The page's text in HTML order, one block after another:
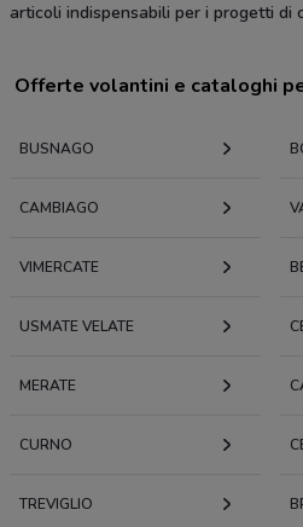
articoli indispensabili per i progetti di
Offerte volantini e cataloghi
BUSNAGO
CAMBIAGO
VIMERCATE
USMATE VELATE
MERATE
CURNO
TREVIGLIO